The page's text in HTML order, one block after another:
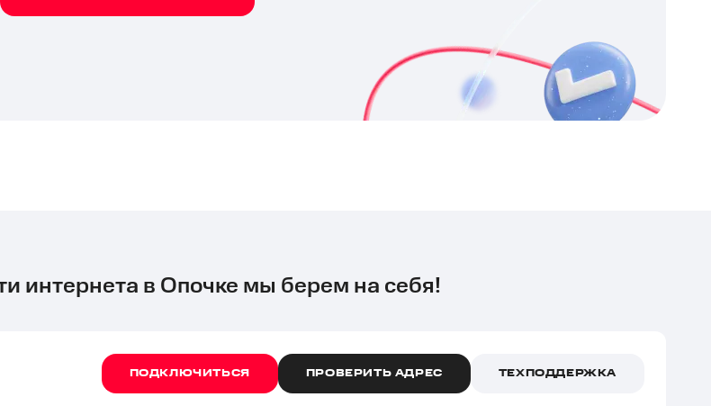
интернета в Опочке мы берем на себя!
ПОДКЛЮЧИТЬСЯ ПРОВЕРИТЬ АДРЕС ТЕХПОДДЕРЖКА